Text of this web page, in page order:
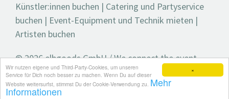
×
Wir nutzen eigene und Third-Party-Cookies, um unseren
Service für Dich noch besser zu machen. Wenn Du auf dieser
Website weitersurfst, stimmst Du der Cookie-Verwendung zu. Mehr
Informationen
Künstler:innen buchen | Catering und Partyservice
buchen | Event-Equipment und Technik mieten |
Artisten buchen
© 2026 elbgoods GmbH / We connect the event
industry / Medienvielfalt für die Eventplanung /
Eventbranchenbuch, Blog, Magazin und mehr